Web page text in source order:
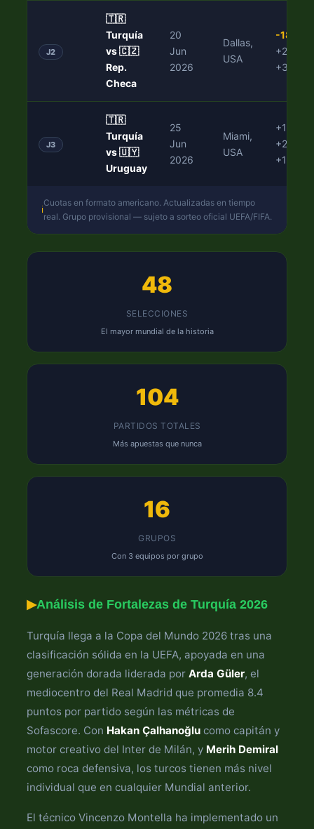
J2
🇹🇷
Turquía
vs 🇨🇿
Rep.
Checa
20
Jun
2026
Dallas,
USA
-180
+270
+380
J3
🇹🇷
Turquía
vs 🇺🇾
Uruguay
25
Jun
2026
Miami,
USA
+170
+240
+190
ℹ️
Cuotas en formato americano. Actualizadas en tiempo
real. Grupo provisional — sujeto a sorteo oficial UEFA/FIFA.
48
SELECCIONES
El mayor mundial de la historia
104
PARTIDOS TOTALES
Más apuestas que nunca
16
GRUPOS
Con 3 equipos por grupo
▶Análisis de Fortalezas de Turquía 2026
Turquía llega a la Copa del Mundo 2026 tras una
clasificación sólida en la UEFA, apoyada en una
generación dorada liderada por Arda Güler, el
mediocentro del Real Madrid que promedia 8.4
puntos por partido según las métricas de
Sofascore. Con Hakan Çalhanoğlu como capitán y
motor creativo del Inter de Milán, y Merih Demiral
como roca defensiva, los turcos tienen más nivel
individual que en cualquier Mundial anterior.
El técnico Vincenzo Montella ha implementado un